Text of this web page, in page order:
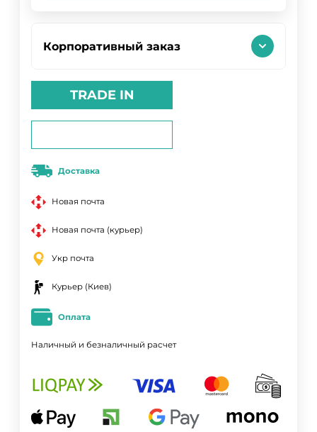
Корпоративный заказ
TRADE IN
Доставка
Новая почта
Новая почта (курьер)
Укр почта
Курьер (Киев)
Оплата
Наличный и безналичный расчет